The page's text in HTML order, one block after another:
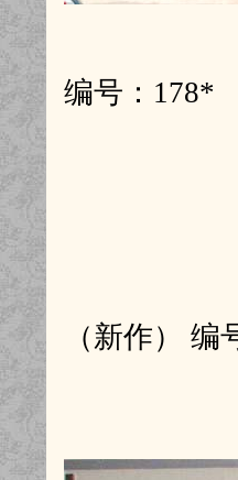
编号：
（新作）